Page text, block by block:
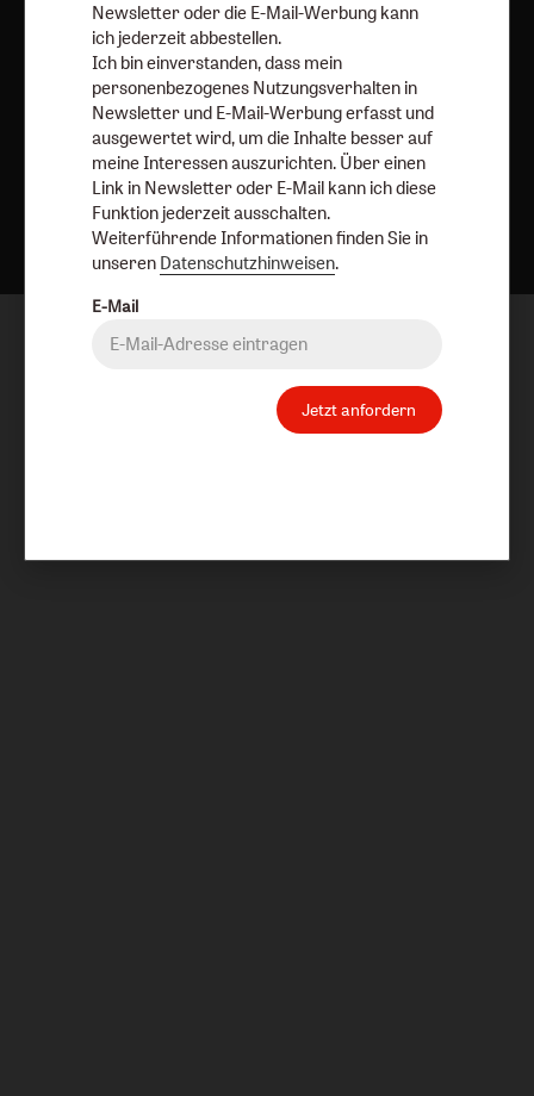
Nach oben
Newsletter oder die E-Mail-Werbung kann
ich jederzeit abbestellen.
Ich bin einverstanden, dass mein
personenbezogenes Nutzungsverhalten in
Newsletter und E-Mail-Werbung erfasst und
ausgewertet wird, um die Inhalte besser auf
meine Interessen auszurichten. Über einen
Link in Newsletter oder E-Mail kann ich diese
Funktion jederzeit ausschalten.
Weiterführende Informationen finden Sie in
unseren Datenschutzhinweisen.
E-Mail
Jetzt anfordern